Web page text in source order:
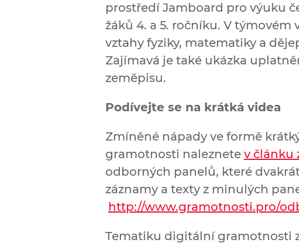
prostředí Jamboard pro výuku
žáků 4. a 5. ročníku. V
vztahy fyziky, matematiky a
Zajímavá je také ukázka
zeměpisu.
Podívejte se na krátká videa
Zmíněné nápady ve formě
gramotnosti naleznete v článku
odborných panelů, které
záznamy a texty z minulých
http://www.gramotnosti.pro/
Tematiku digitální gramotnosti